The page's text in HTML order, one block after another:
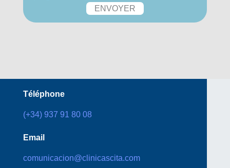
Téléphone
(+34) 937 91 80 08
Email
comunicacion@clinicascita.com